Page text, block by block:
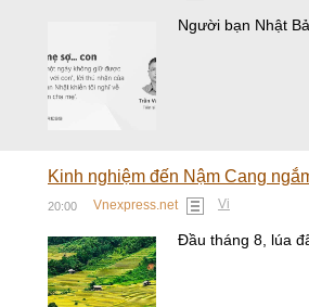
Người bạn Nhật
Kinh nghiệm đến Nậm Cang
20:00 Vnexpress.net Vi
Đầu tháng 8, lúa